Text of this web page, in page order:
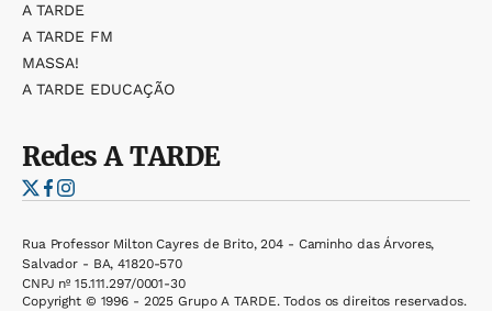
A TARDE
A TARDE FM
MASSA!
A TARDE EDUCAÇÃO
RedesA TARDE
Rua Professor Milton Cayres de Brito, 204 - Caminho das Árvores,
Salvador - BA, 41820-570
CNPJ nº 15.111.297/0001-30
Copyright © 1996 - 2025 Grupo A TARDE. Todos os direitos reservados.